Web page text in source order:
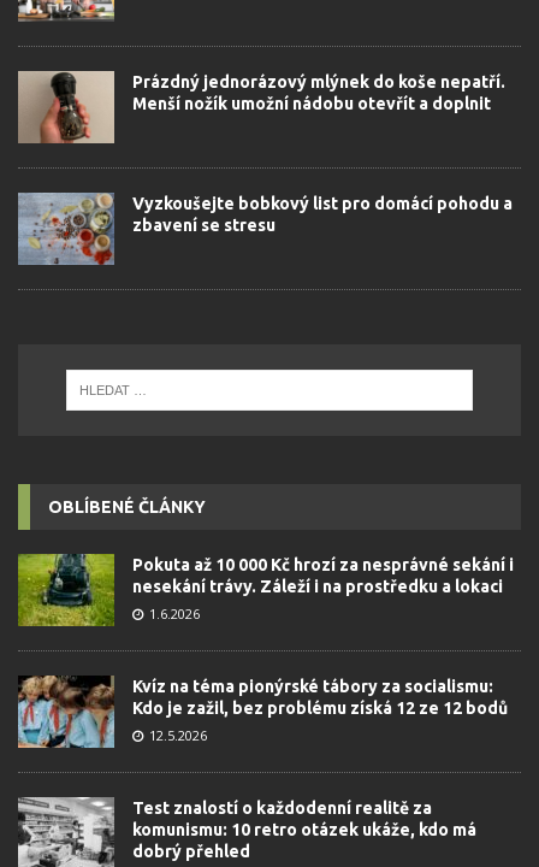
Prázdný jednorázový mlýnek do koše nepatří.
Menší nožík umožní nádobu otevřít a doplnit
Vyzkoušejte bobkový list pro domácí pohodu a
zbavení se stresu
OBLÍBENÉ ČLÁNKY
Pokuta až 10 000 Kč hrozí za nesprávné sekání i
nesekání trávy. Záleží i na prostředku a lokaci
1.6.2026
Kvíz na téma pionýrské tábory za socialismu:
Kdo je zažil, bez problému získá 12 ze 12 bodů
12.5.2026
Test znalostí o každodenní realitě za
komunismu: 10 retro otázek ukáže, kdo má
dobrý přehled